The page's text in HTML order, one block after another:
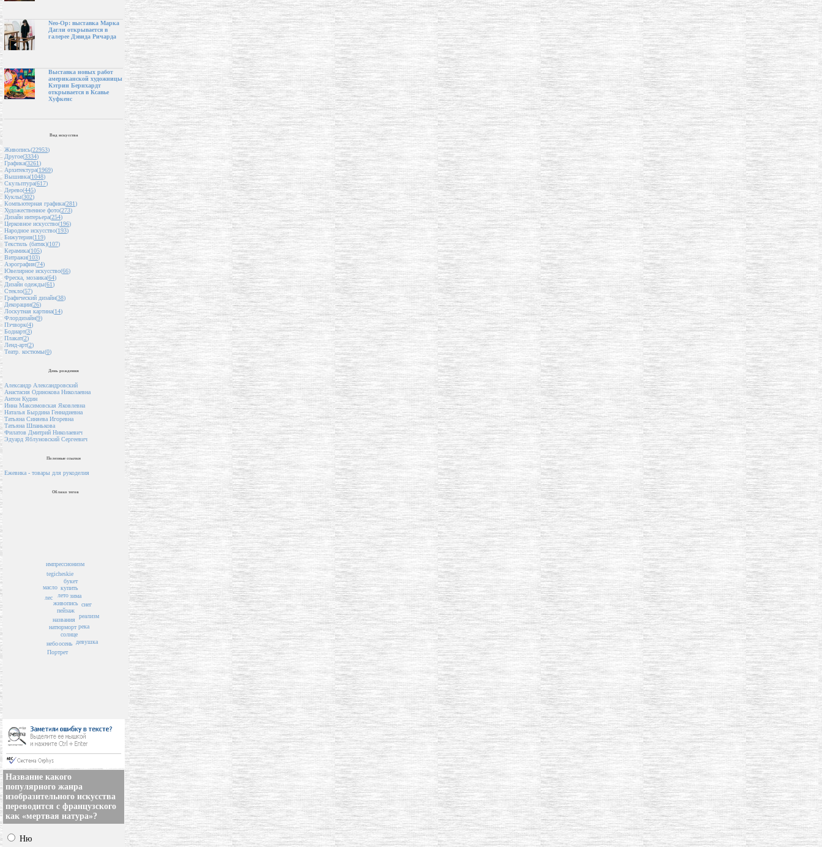
Neo-Op: выставка Марка
Дагли открывается в
галерее Дэвида Ричарда
Выставка новых работ
американской художницы
Кэтрин Бернхардт
открывается в Ксавье
Хуфкенс
Вид искусства
Живопись(22953)
Другое(3334)
Графика(3261)
Архитектура(1969)
Вышивка(1048)
Скульптура(617)
Дерево(445)
Куклы(302)
Компьютерная графика(281)
Художественное фото(273)
Дизайн интерьера(254)
Церковное искусство(196)
Народное искусство(193)
Бижутерия(119)
Текстиль (батик)(107)
Керамика(105)
Витражи(103)
Аэрография(74)
Ювелирное искусство(66)
Фреска, мозаика(64)
Дизайн одежды(61)
Стекло(57)
Графический дизайн(38)
Декорации(26)
Лоскутная картина(14)
Флордизайн(9)
Пэчворк(4)
Бодиарт(3)
Плакат(2)
Ленд-арт(2)
Театр. костюмы(0)
День рождения
Александр Александровский
Анастасия Одинокова Николаевна
Антон Кудин
Инна Максимовская Яковлевна
Наталья Бырдина Геннадиевна
Татьяна Синяева Игоревна
Татьяна Шпанькова
Филатов Дмитрий Николаевич
Эдуард Яблуновский Сергеевич
Полезные ссылки
Ежевика - товары для рукоделия
Облако тегов
пейзаж
названия
живопись
лето
натюрморт
купить
солнце
лес зима
осень
букет
масло
река
снег
tegicheskie
реализм
небо
импрессионизм
Портрет
девушка
Название какого
популярного жанра
изобразительного искусства
переводится с французского
как «мертвая натура»?
Ню